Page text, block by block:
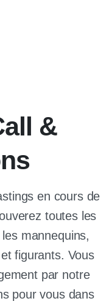
&
en cours de
toutes les
mannequins,
figurants. Vous
par notre
pour vous dans